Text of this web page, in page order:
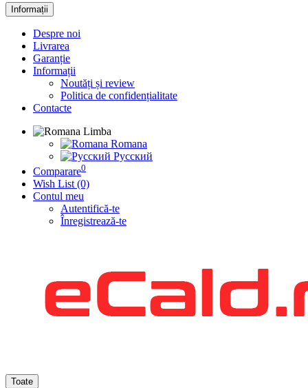
Informații
Despre noi
Livrarea
Garanție
Informații
Noutăți și review
Politica de confidențialitate
Contacte
Limba
Romana
Русский
Comparare0
Wish List (0)
Contul meu
Autentifică-te
Înregistrează-te
Toate